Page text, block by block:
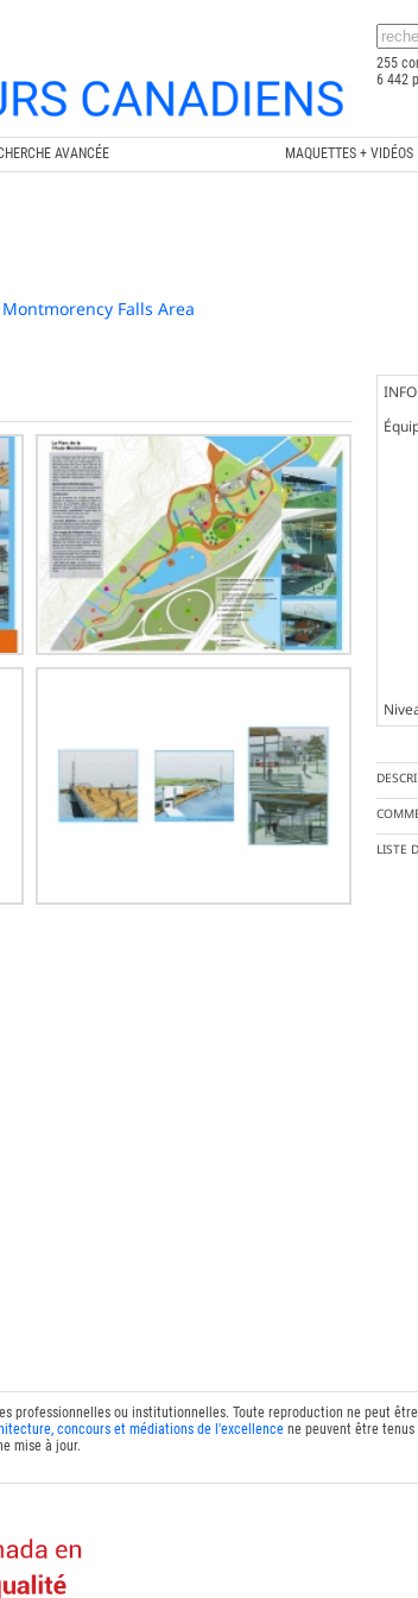
255
6 442
AVANCÉE MAQUETTES + VIDÉOS
Falls Area
LISTE
professionnelles ou institutionnelles. Toute reproduction ne peut
concours et médiations de l'excellencene peuvent être tenus
mise à jour.